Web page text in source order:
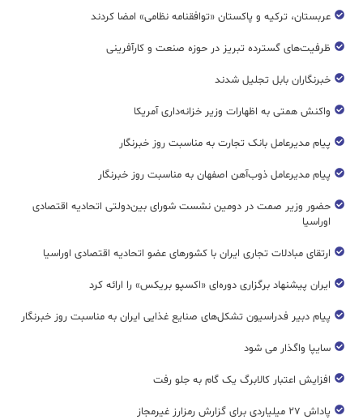
عربستان، ترکیه و پاکستان «توافقنامه نظامی» امضا کردند
ظرفیت‌های گسترده‌ تبریز در حوزه صنعت و کارآفرینی
خبرنگاران بابل تجلیل شدند
واکنش همتی به اظهارات وزیر خزانه‌داری آمریکا
پیام مدیرعامل بانک تجارت به مناسبت روز خبرنگار
پیام مدیرعامل ذوب‌آهن اصفهان به مناسبت روز خبرنگار
حضور وزیر صمت در دومین نشست شورای بین‌دولتی اتحادیه اقتصادی
اوراسیا
ارتقای مبادلات تجاری ایران با کشورهای عضو اتحادیه اقتصادی اوراسیا
ایران پیشنهاد برگزاری دوره‌ای «اکسپو بریکس» را ارائه کرد
پیام دبیر فدراسیون تشکل‌های صنایع غذایی ایران به مناسبت روز خبرنگار
سایپا واگذار می شود
افزایش اعتبار کالابرگ یک گام به جلو رفت
پاداش ۲۷ میلیاردی برای گزارش رمزارز غیرمجاز